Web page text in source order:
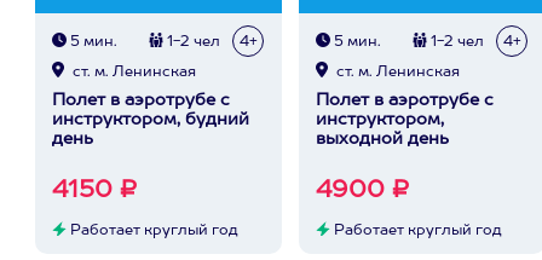
5 мин. 1-2 чел 4+
ст. м. Ленинская
Полет в аэротрубе с
инструктором, будний
день
4150 ₽
Работает круглый год
5 мин. 1-2 чел 4+
ст. м. Ленинская
Полет в аэротрубе с
инструктором,
выходной день
4900 ₽
Работает круглый год